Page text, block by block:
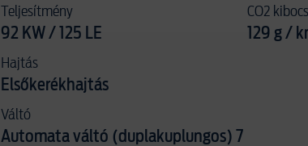
Teljesítmény
92 KW / 125 LE
Hajtás
Elsőkerékhajtás
Váltó
Automata váltó (duplakuplungos) 7
CO2
129 g /